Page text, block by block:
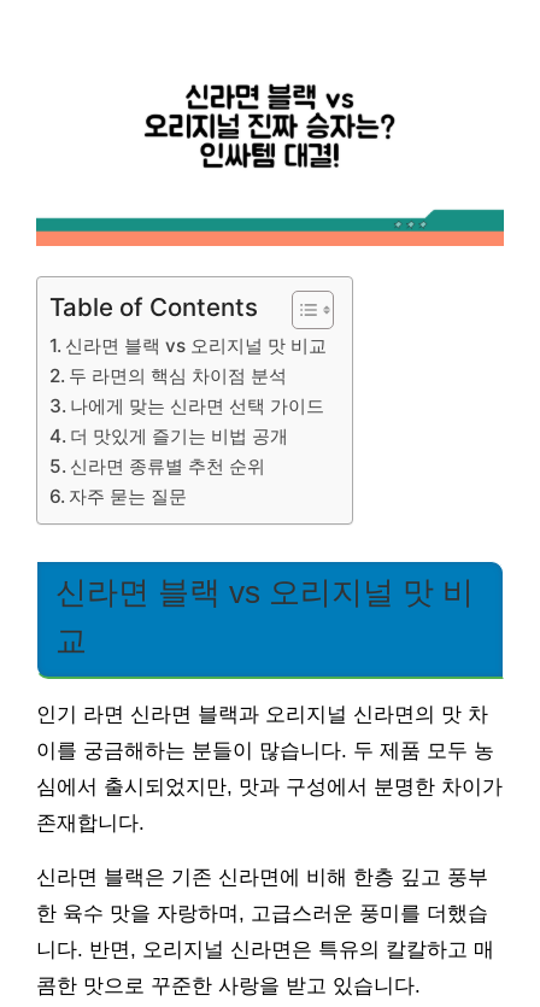
Table of Contents
신라면 블랙 vs 오리지널 맛 비교
두 라면의 핵심 차이점 분석
나에게 맞는 신라면 선택 가이드
더 맛있게 즐기는 비법 공개
신라면 종류별 추천 순위
자주 묻는 질문
신라면 블랙 vs 오리지널 맛 비
교
인기 라면 신라면 블랙과 오리지널 신라면의 맛 차
이를 궁금해하는 분들이 많습니다. 두 제품 모두 농
심에서 출시되었지만, 맛과 구성에서 분명한 차이가
존재합니다.
신라면 블랙은 기존 신라면에 비해 한층 깊고 풍부
한 육수 맛을 자랑하며, 고급스러운 풍미를 더했습
니다. 반면, 오리지널 신라면은 특유의 칼칼하고 매
콤한 맛으로 꾸준한 사랑을 받고 있습니다.